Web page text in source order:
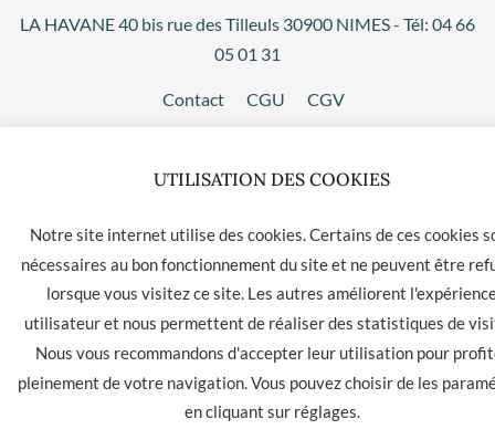
LA HAVANE 40 bis rue des Tilleuls 30900 NIMES - Tél: 04 66
05 01 31
Contact CGU CGV
UTILISATION DES COOKIES
Notre site internet utilise des cookies. Certains de ces cookies
nécessaires au bon fonctionnement du site et ne peuvent être
lorsque vous visitez ce site. Les autres améliorent
utilisateur et nous permettent de réaliser des statistiques de
Nous vous recommandons d'accepter leur utilisation pour
pleinement de votre navigation. Vous pouvez choisir de les
en cliquant sur réglages.